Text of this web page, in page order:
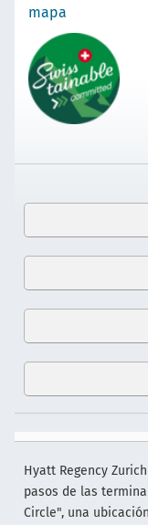
mapa
Hyatt Regency
pasos de las
Circle", una